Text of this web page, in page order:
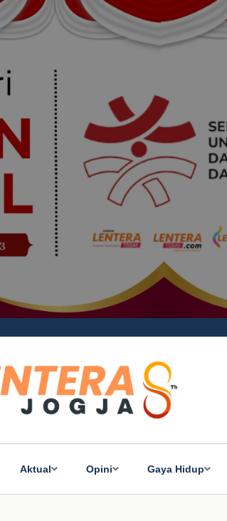
Aktual Opini Gaya Hidup